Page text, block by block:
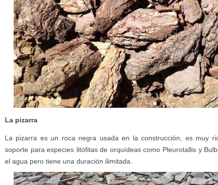
La pizarra
La pizarra es un roca negra usada en la construcción, es muy
soporte para especies litófitas de orquídeas como Pleurotallis y
el agua pero tiene una duración ilimitada.